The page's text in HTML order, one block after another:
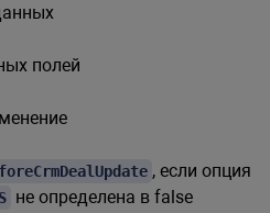
том числе проверка
integer
флаг,
полей
, если опция
не определена в false